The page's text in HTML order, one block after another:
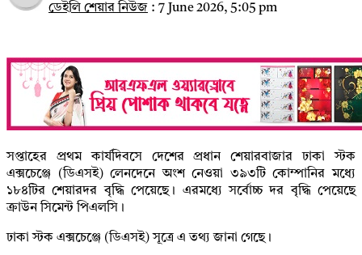
ডেইলি শেয়ার নিউজ : 7 June 2026, 5:05 pm
সপ্তাহের প্রথম কার্যদিবসে দেশের প্রধান শেয়ারবাজার ঢাকা স্টক
এক্সচেঞ্জে (ডিএসই) লেনদেনে অংশ নেওয়া ৩৯৩টি কোম্পানির মধ্যে
১৮৪টির শেয়ারদর বৃদ্ধি পেয়েছে। এরমধ্যে সর্বোচ্চ দর বৃদ্ধি পেয়েছে
ক্রাউন সিমেন্ট পিএলসি।
ঢাকা স্টক এক্সচেঞ্জে (ডিএসই) সূত্রে এ তথ্য জানা গেছে।